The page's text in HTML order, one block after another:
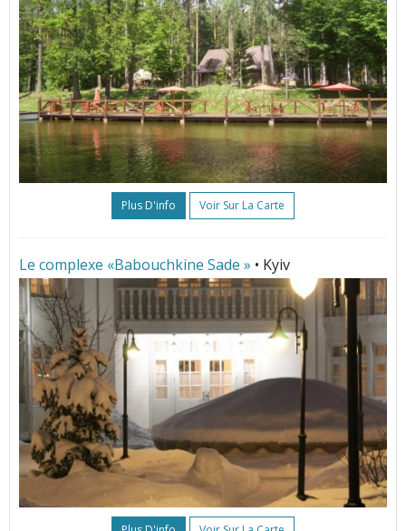
Plus D'info Voir Sur La Carte
Le complexe «Babouchkine Sade » • Kyiv